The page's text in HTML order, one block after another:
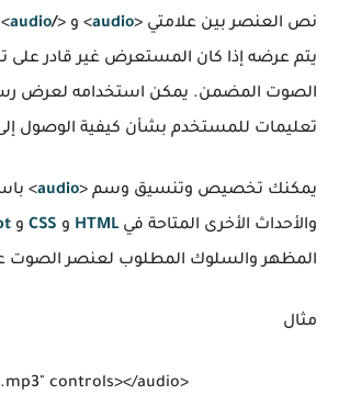
نص العنصر بين علامتي <audio> و </
audio
يتم عرضه إذا كان المستعرض غير قادر
الصوت المضمن. يمكن استخدامه لعرض
تعليمات للمستخدم بشأن كيفية الوصول
يمكنك تخصيص وتنسيق وسم <audio
>
والأحداث الأخرى المتاحة فيHTML و CSS و
المظهر والسلوك المطلوب لعنصر
مثال
controls></audio>